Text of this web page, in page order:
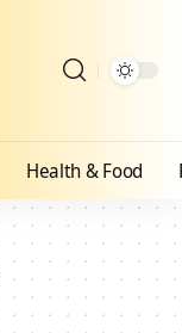
Health & Food